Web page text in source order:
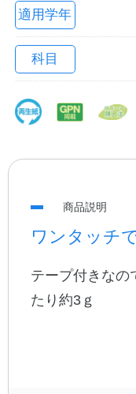
適用学年
科目
商品説明
ワンタッチ
テープ付きなの
たり約3ｇ